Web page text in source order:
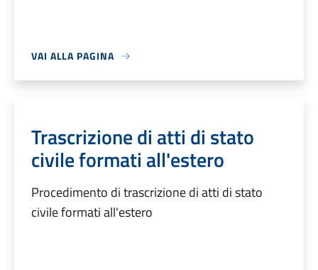
VAI ALLA PAGINA
Trascrizione di atti di stato
civile formati all'estero
Procedimento di trascrizione di atti di stato
civile formati all'estero